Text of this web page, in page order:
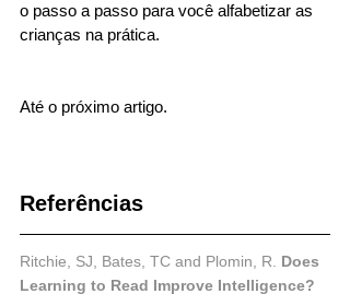
o passo a passo para você alfabetizar as
crianças na prática.
Até o próximo artigo.
Referências
Ritchie, SJ, Bates, TC and Plomin, R. Does
Learning to Read Improve Intelligence?